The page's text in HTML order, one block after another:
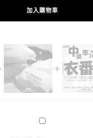
加入購物車
禮